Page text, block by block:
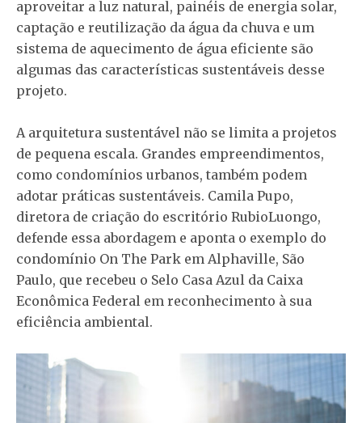
aproveitar a luz natural, painéis de energia solar,
captação e reutilização da água da chuva e um
sistema de aquecimento de água eficiente são
algumas das características sustentáveis desse
projeto.
A arquitetura sustentável não se limita a projetos
de pequena escala. Grandes empreendimentos,
como condomínios urbanos, também podem
adotar práticas sustentáveis. Camila Pupo,
diretora de criação do escritório RubioLuongo,
defende essa abordagem e aponta o exemplo do
condomínio On The Park em Alphaville, São
Paulo, que recebeu o Selo Casa Azul da Caixa
Econômica Federal em reconhecimento à sua
eficiência ambiental.